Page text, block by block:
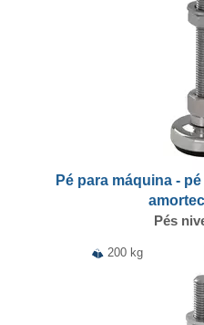
Pé para máquina -
Pés
200 kg